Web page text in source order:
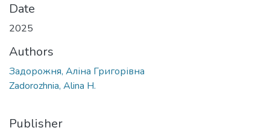
Date
2025
Authors
Задорожня, Аліна Григорівна
Zadorozhnia, Alina H.
Publisher